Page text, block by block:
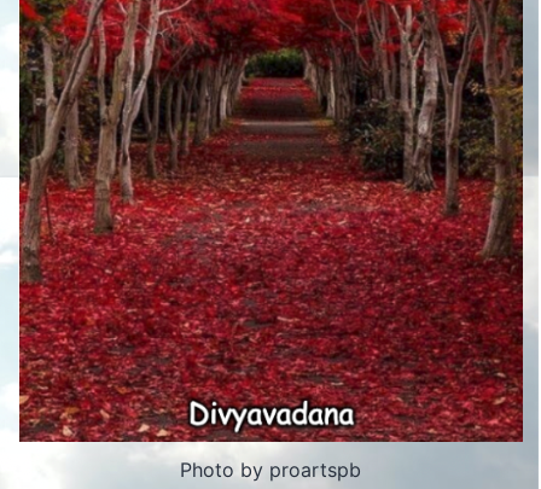
Photo by proartspb